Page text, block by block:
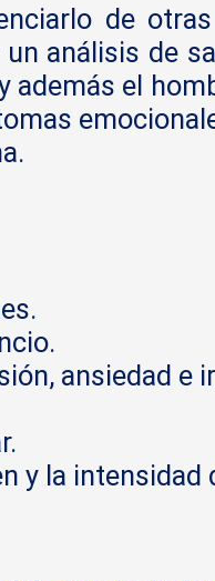
de
análisis de
además el
ansiedad e
y la intensidad